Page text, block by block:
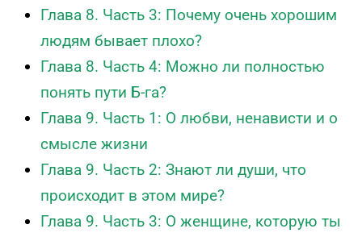
Глава 8. Часть 3: Почему очень хорошим
людям бывает плохо?
Глава 8. Часть 4: Можно ли полностью
понять пути Б-га?
Глава 9. Часть 1: О любви, ненависти и о
смысле жизни
Глава 9. Часть 2: Знают ли души, что
происходит в этом мире?
Глава 9. Часть 3: О женщине, которую ты